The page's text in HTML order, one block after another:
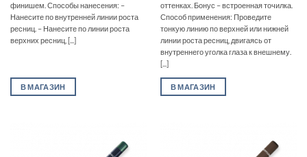
финишем. Способы нанесения: –
Нанесите по внутренней линии роста
ресниц. – Нанесите по линии роста
верхних ресниц, [...]
В МАГАЗИН
оттенках. Бонус – встроенная точилка.
Способ применения: Проведите
тонкую линию по верхней или нижней
линии роста ресниц, двигаясь от
внутреннего уголка глаза к внешнему.
[...]
В МАГАЗИН